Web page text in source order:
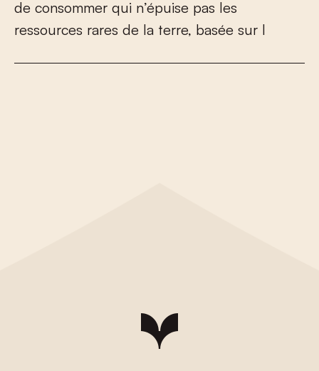
de consommer qui n’épuise pas les
ressources rares de la terre, basée sur l